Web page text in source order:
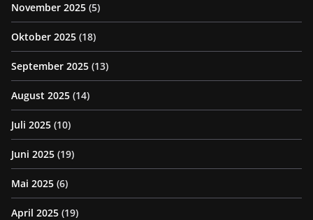
November 2025 (5)
Oktober 2025 (18)
September 2025 (13)
August 2025 (14)
Juli 2025 (10)
Juni 2025 (19)
Mai 2025 (6)
April 2025 (19)